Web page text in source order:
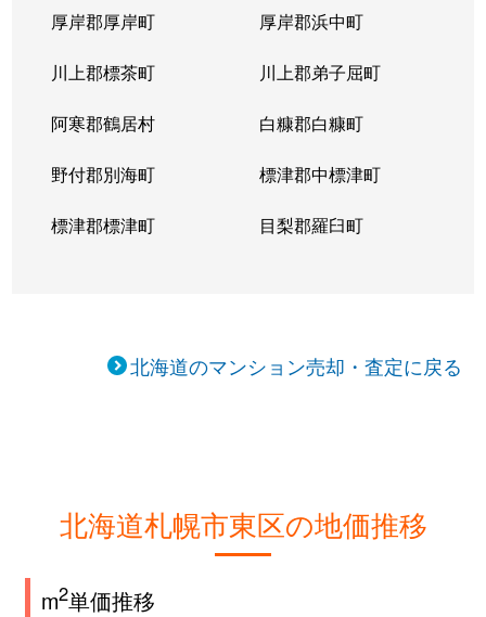
厚岸郡厚岸町 厚岸郡浜中町
川上郡標茶町 川上郡弟子屈町
阿寒郡鶴居村 白糠郡白糠町
野付郡別海町 標津郡中標津町
標津郡標津町 目梨郡羅臼町
北海道のマンション売却・査定に戻る
北海道札幌市東区の地価推移
m2単価推移